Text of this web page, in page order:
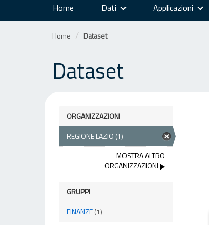
Home Dati Applicazioni
Home Dataset
Dataset
ORGANIZZAZIONI
REGIONE LAZIO (1)
MOSTRA ALTRO
ORGANIZZAZIONI
GRUPPI
FINANZE(1)